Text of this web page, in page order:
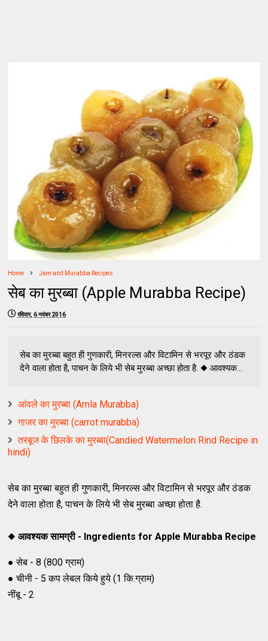
Home Jam and Murabba Recipes
सेब का मुरब्बा (Apple Murabba Recipe)
रविवार, 6 नवंबर 2016
सेब का मुरब्बा बहुत ही गुणकारी, मिनरल्स और विटामिन से भरपूर और ठंडक
देने वाला होता है, पाचन के लिये भी सेब मुरब्बा अच्छा होता है. ◆ आवश्यक...
आंवले का मुरब्बा (Amla Murabba)
गाजर का मुरब्बा (carrot murabba)
तरबूज के छिलके का मुरब्बा(Candied Watermelon Rind Recipe in
hindi)
सेब का मुरब्बा बहुत ही गुणकारी, मिनरल्स और विटामिन से भरपूर और ठंडक
देने वाला होता है, पाचन के लिये भी सेब मुरब्बा अच्छा होता है.
◆आवश्यक सामग्री - Ingredients for Apple Murabba Recipe
● सेब - 8 (800 ग्राम)
● चीनी - 5 कप लेबल किये हुये (1 कि.ग्राम)
नींबू - 2